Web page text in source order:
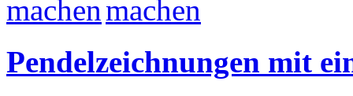
Pendelzeichnungen mit